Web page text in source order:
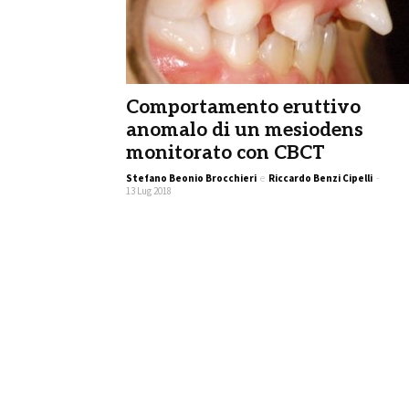
Comportamento eruttivo
anomalo di un mesiodens
monitorato con CBCT
Stefano Beonio Brocchieri e Riccardo Benzi Cipelli -
13 Lug 2018